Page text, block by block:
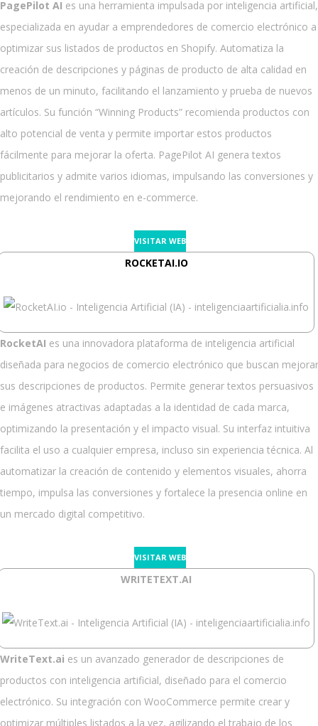
PagePilot AI es una herramienta impulsada por inteligencia artificial,
especializada en ayudar a emprendedores de comercio electrónico a
optimizar sus listados de productos en Shopify. Automatiza la
creación de descripciones y páginas de producto de alta calidad en
menos de un minuto, facilitando el lanzamiento y prueba de nuevos
artículos. Su función “Winning Products” recomienda productos con
alto potencial de venta y permite importar estos productos
fácilmente para mejorar la oferta. PagePilot AI genera textos
publicitarios y admite varios idiomas, impulsando las conversiones y
mejorando el rendimiento en e-commerce.
VISITAR WEB
ROCKETAI.IO
RocketAI es una innovadora plataforma de inteligencia artificial
diseñada para negocios de comercio electrónico que buscan mejorar
sus descripciones de productos. Permite generar textos persuasivos
e imágenes atractivas adaptadas a la identidad de cada marca,
optimizando la presentación y el impacto visual. Su interfaz intuitiva
facilita el uso a cualquier empresa, incluso sin experiencia técnica. Al
automatizar la creación de contenido y elementos visuales, ahorra
tiempo, impulsa las conversiones y fortalece la presencia online en
un mercado digital competitivo.
VISITAR WEB
WRITETEXT.AI
WriteText.ai es un avanzado generador de descripciones de
productos con inteligencia artificial, diseñado para el comercio
electrónico. Su integración con WooCommerce permite crear y
optimizar múltiples listados a la vez, agilizando el trabajo de los